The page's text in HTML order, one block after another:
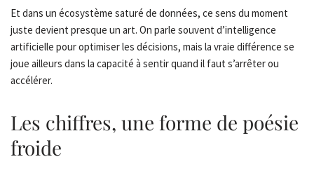
Et dans un écosystème saturé de données, ce sens du moment
juste devient presque un art. On parle souvent d’intelligence
artificielle pour optimiser les décisions, mais la vraie différence se
joue ailleurs dans la capacité à sentir quand il faut s’arrêter ou
accélérer.
Les chiffres, une forme de poésie
froide